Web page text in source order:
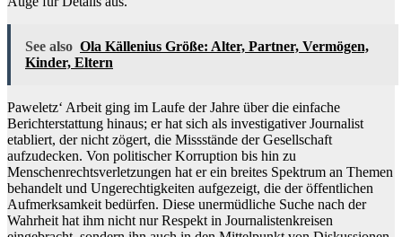
See also Ola Källenius Größe: Alter, Partner, Vermögen,
Kinder, Eltern
Paweletz‘ Arbeit ging im Laufe der Jahre über die einfache
Berichterstattung hinaus; er hat sich als investigativer Journalist
etabliert, der nicht zögert, die Missstände der Gesellschaft
aufzudecken. Von politischer Korruption bis hin zu
Menschenrechtsverletzungen hat er ein breites Spektrum an Themen
behandelt und Ungerechtigkeiten aufgezeigt, die der öffentlichen
Aufmerksamkeit bedürfen. Diese unermüdliche Suche nach der
Wahrheit hat ihm nicht nur Respekt in Journalistenkreisen